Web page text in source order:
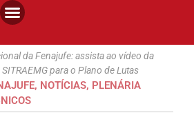
da Fenajufe: assista ao vídeo da
para o Plano de Lutas
, NOTÍCIAS, PLENÁRIA